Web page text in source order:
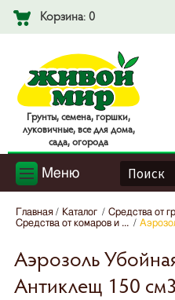
Корзина: 0
Гpyнты, ceмeнa, гopшки,
лyкoвичныe, вce для дoмa,
caдa, oгopoдa
Меню
Главная Каталог
Средства от
Средства от комаров и ...
Аэрозоль
Антиклещ 150